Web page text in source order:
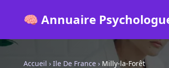
🧠 Annuaire
Accueil › Ile De France › Milly-la-Forêt